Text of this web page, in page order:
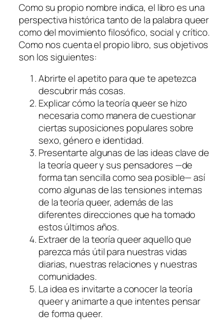
Como su propio nombre indica, el libro es una
perspectiva histórica tanto de la palabra queer
como del movimiento filosófico, social y crítico.
Como nos cuenta el propio libro, sus objetivos
son los siguientes:
Abrirte el apetito para que te apetezca
descubrir más cosas.
Explicar cómo la teoría queer se hizo
necesaria como manera de cuestionar
ciertas suposiciones populares sobre
sexo, género e identidad.
Presentarte algunas de las ideas clave de
la teoría queer y sus pensadores —de
forma tan sencilla como sea posible— así
como algunas de las tensiones internas
de la teoría queer, además de las
diferentes direcciones que ha tomado
estos últimos años.
Extraer de la teoría queer aquello que
parezca más útil para nuestras vidas
diarias, nuestras relaciones y nuestras
comunidades.
La idea es invitarte a conocer la teoría
queer y animarte a que intentes pensar
de forma queer.